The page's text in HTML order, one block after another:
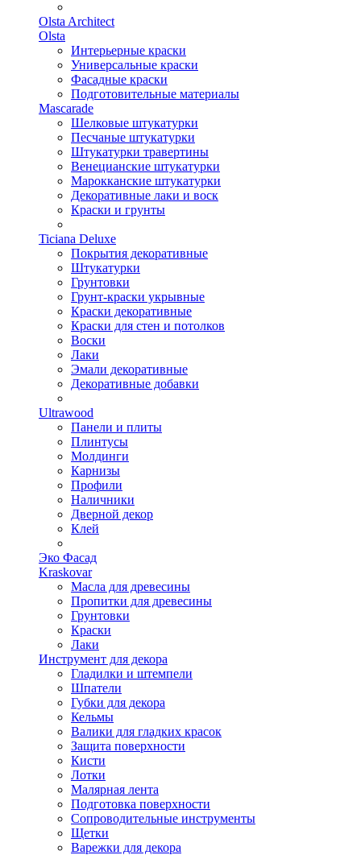
Olsta Architect
Olsta
Интерьерные краски
Универсальные краски
Фасадные краски
Подготовительные материалы
Mascarade
Шелковые штукатурки
Песчаные штукатурки
Штукатурки травертины
Венецианские штукатурки
Марокканские штукатурки
Декоративные лаки и воск
Краски и грунты
Ticiana Deluxe
Покрытия декоративные
Штукатурки
Грунтовки
Грунт-краски укрывные
Краски декоративные
Краски для стен и потолков
Воски
Лаки
Эмали декоративные
Декоративные добавки
Ultrawood
Панели и плиты
Плинтусы
Молдинги
Карнизы
Профили
Наличники
Дверной декор
Клей
Эко Фасад
Kraskovar
Масла для древесины
Пропитки для древесины
Грунтовки
Краски
Лаки
Инструмент для декора
Гладилки и штемпели
Шпатели
Губки для декора
Кельмы
Валики для гладких красок
Защита поверхности
Кисти
Лотки
Малярная лента
Подготовка поверхности
Сопроводительные инструменты
Щетки
Варежки для декора